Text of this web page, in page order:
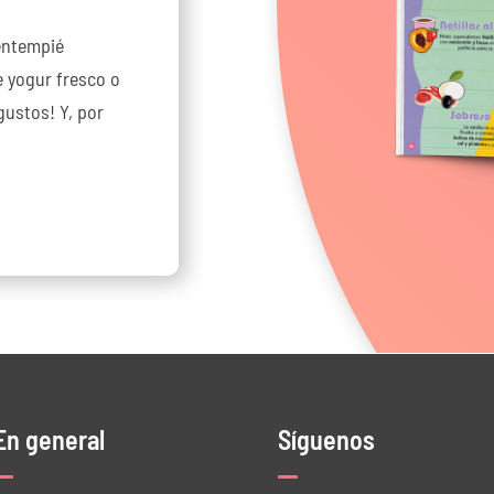
yogur fresco o
Y, por
general Síguenos